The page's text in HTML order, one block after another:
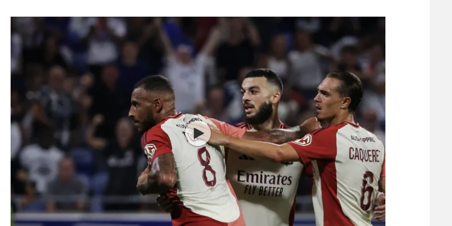
תקנון משתתפים וזוכים בפרסים
תקנון עבור פעילות אלקטרה
תקנון עבור פעילות ספורט 1 – "מרלן"
טניס
גיימינג E-Sports
תנאי שימוש
מדיניות פרטיות
תקנון פעילות ספורט 1
רשיון להקרנה פומבית לבית עסק
הצטרפות לחבילת הערוצים
לוח דרושים – ג'ובנט
תגיות
הפועל תל אביב
הפועל חיפה
הפועל באר שבע
בני יהודה
ליגה סינית
ליגה ברזילאית
ליגות נוספות